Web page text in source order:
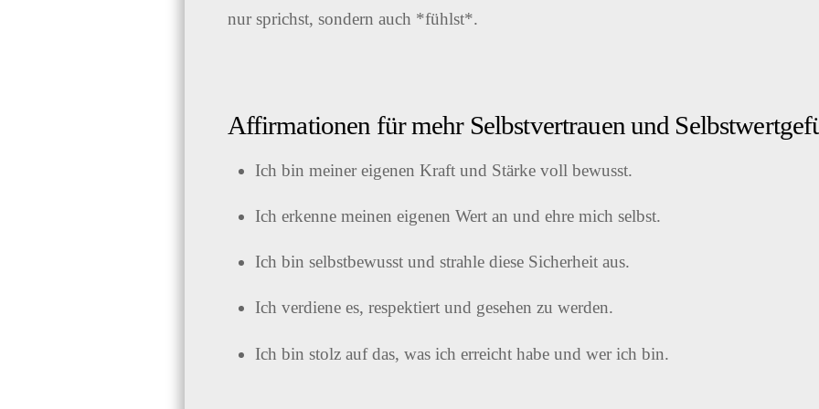
nur sprichst, sondern auch *fühlst*.
Affirmationen für mehr Selbstvertrauen und
Ich bin meiner eigenen Kraft und Stärke voll bewusst.
Ich erkenne meinen eigenen Wert an und ehre mich selbst.
Ich bin selbstbewusst und strahle diese Sicherheit aus.
Ich verdiene es, respektiert und gesehen zu werden.
Ich bin stolz auf das, was ich erreicht habe und wer ich bin.